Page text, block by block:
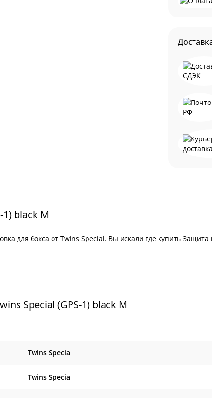
black M
для бокса от Twins Special. Вы искали где купить Защита
Special (GPS-1) black M
Twins Special
Twins Special